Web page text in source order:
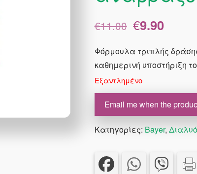
€11.00
Original
price
€11.00.
€9.90
είναι:
€9.90.
Φόρμουλα τριπλής
καθημερινή υποστήριξη
Εξαντλημένο
Email me when the
Κατηγορίες: Bayer,